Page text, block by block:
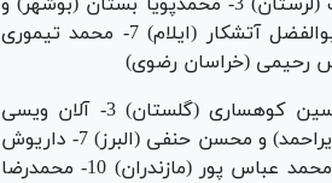
آرش اشکانی (کرمان) 5- حسین حیدری (کهگیلویه و بویراحمد) و ابوالفضل آتشکار (ایلام) 7- محمد تیموری
41 کیلوگرم: 1- محمدحسن رحیم آبادی (خراسان رضوی) 2- امیرحسین کوهساری (گلستان) 3- آلان ویسی
(کردستان) و احمد بدرالدینی (کرمان) 5- کامیار گرگانی (کهگیلویه و بویراحمد) و محسن حنفی (البرز) 7- داریوش
قائدامینی (چهارمحال و بختیاری) 8- محمدحسین فلاح (اصفهان) 9- محمد عباس پور (مازندران) 10- محمدرضا